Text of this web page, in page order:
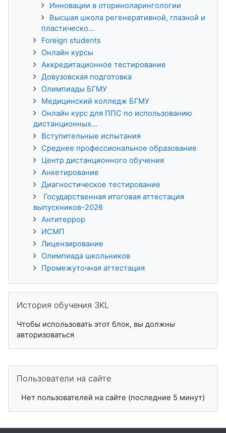
Инновации в оториноларингологии
Высшая школа регенеративной, глазной и
пластическо...
Foreign students
Онлайн курсы
Аккредитационное тестирование
Довузовская подготовка
Олимпиады БГМУ
Медицинский колледж БГМУ
Онлайн курс для ППС по использованию
дистанционных...
Вступительные испытания
Среднее профессиональное образование
Центр дистанционного обучения
Анкетирование
Диагностическое тестирование
Государственная итоговая аттестация
выпускников-2026
Антитеррор
ИСМП
Лицензирование
Олимпиада школьников
Промежуточная аттестация
История обучения 3KL
Чтобы использовать этот блок, вы должны
авторизоваться
Пользователи на сайте
Нет пользователей на сайте (последние 5 минут)